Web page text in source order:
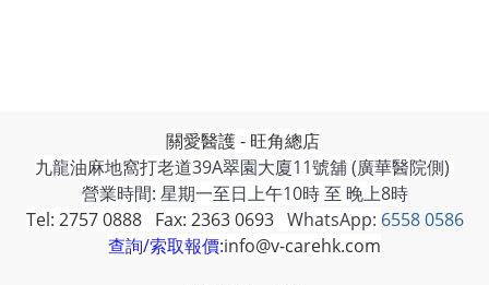
關愛醫護 - 旺角總店
九龍油麻地窩打老道39A翠園大廈11號舖 (廣華醫院側)
營業時間: 星期一至日上午10時 至 晚上8時
Tel: 2757 0888 Fax: 2363 0693WhatsApp: 6558 0586
查詢/索取報價:info@v-carehk.com